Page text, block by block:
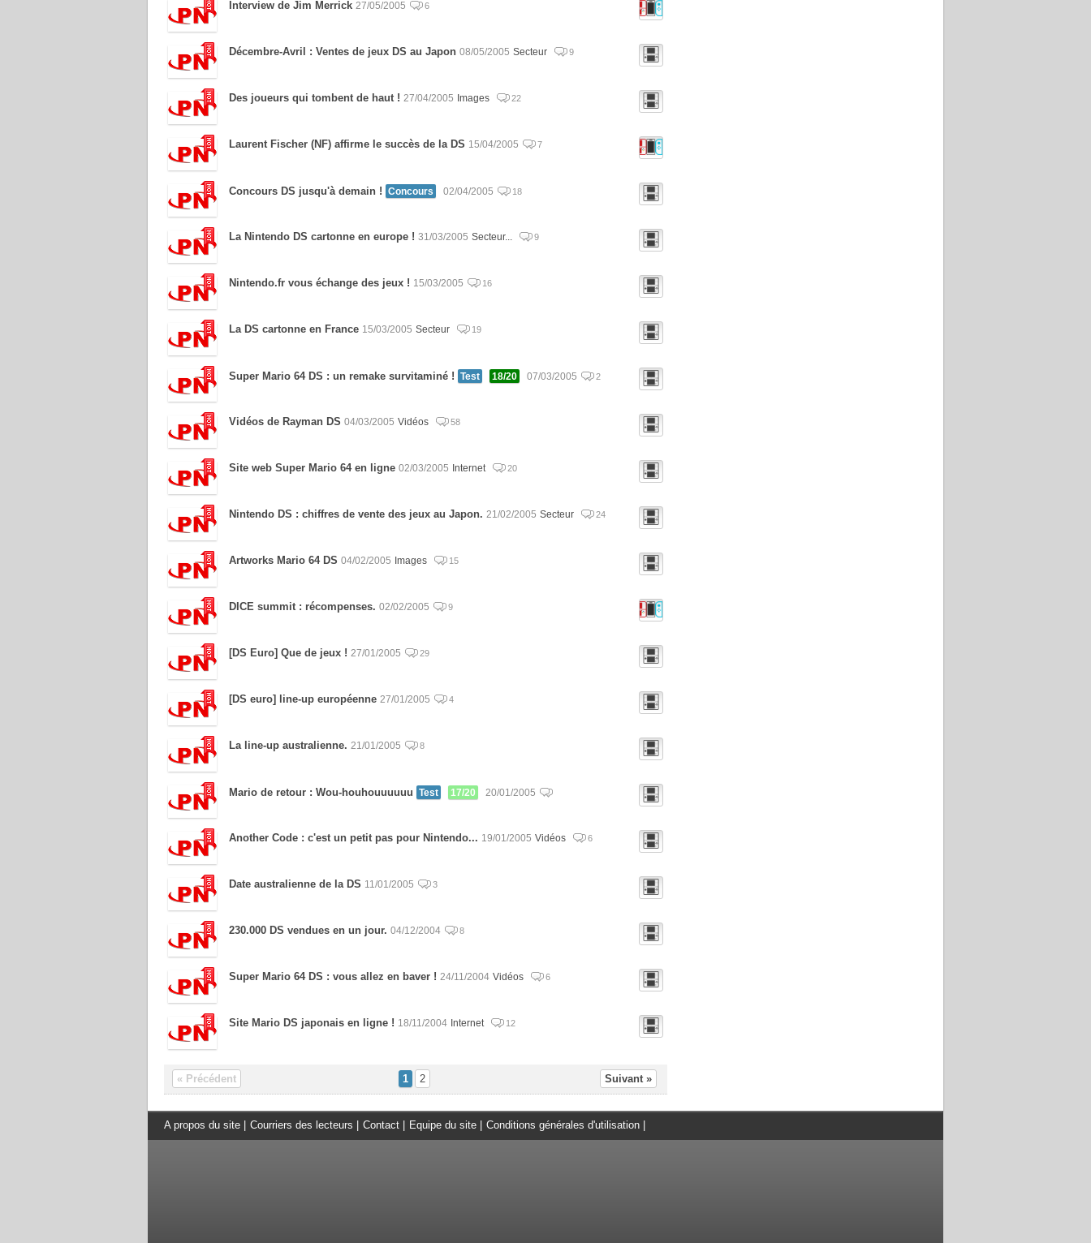
Interview de Jim Merrick 27/05/2005 6
Décembre-Avril : Ventes de jeux DS au Japon 08/05/2005 Secteur 9
Des joueurs qui tombent de haut ! 27/04/2005 Images 22
Laurent Fischer (NF) affirme le succès de la DS 15/04/2005 7
Concours DS jusqu'à demain ! Concours 02/04/2005 18
La Nintendo DS cartonne en europe ! 31/03/2005 Secteur... 9
Nintendo.fr vous échange des jeux ! 15/03/2005 16
La DS cartonne en France 15/03/2005 Secteur 19
Super Mario 64 DS : un remake survitaminé ! Test 18/20 07/03/2005 2
Vidéos de Rayman DS 04/03/2005 Vidéos 58
Site web Super Mario 64 en ligne 02/03/2005 Internet 20
Nintendo DS : chiffres de vente des jeux au Japon. 21/02/2005 Secteur 24
Artworks Mario 64 DS 04/02/2005 Images 15
DICE summit : récompenses. 02/02/2005 9
[DS Euro] Que de jeux ! 27/01/2005 29
[DS euro] line-up européenne 27/01/2005 4
La line-up australienne. 21/01/2005 8
Mario de retour : Wou-houhouuuuuu Test 17/20 20/01/2005
Another Code : c'est un petit pas pour Nintendo... 19/01/2005 Vidéos 6
Date australienne de la DS 11/01/2005 3
230.000 DS vendues en un jour. 04/12/2004 8
Super Mario 64 DS : vous allez en baver ! 24/11/2004 Vidéos 6
Site Mario DS japonais en ligne ! 18/11/2004 Internet 12
« Précédent 1 2 Suivant »
A propos du site Courriers des lecteurs Contact Equipe du site Conditions générales d'utilisation